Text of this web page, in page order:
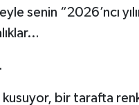
senin “2026’ncı
bir tarafta